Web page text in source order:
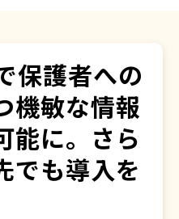
保護者への
機敏な情報
能に。さら
でも導入を